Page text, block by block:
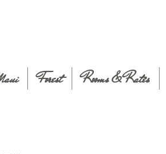
Forest Rooms & Rates